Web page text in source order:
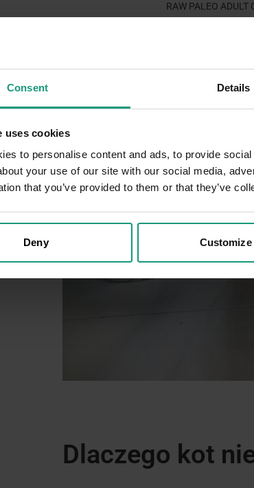
Consent Details
uses cookies
to personalise content and ads, to provide
your use of our site with our social media,
that you’ve provided to them or that they’ve
Deny Customize
RAW PALEO
Dlaczego kot